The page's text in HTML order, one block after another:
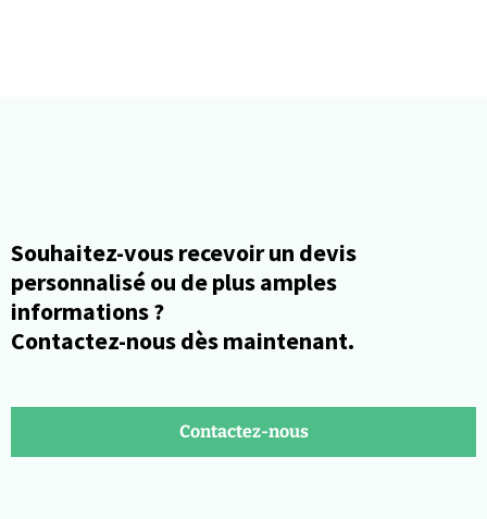
Souhaitez-vous recevoir un devis
personnalisé ou de plus amples
informations ?
Contactez-nous dès maintenant.
Contactez-nous